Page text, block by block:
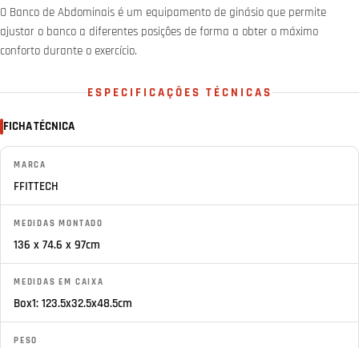
O Banco de Abdominais é um equipamento de ginásio que permite
ajustar o banco a diferentes posições de forma a obter o máximo
conforto durante o exercício.
ESPECIFICAÇÕES TÉCNICAS
FICHA TÉCNICA
MARCA
FFITTECH
MEDIDAS MONTADO
136 x 74.6 x 97cm
MEDIDAS EM CAIXA
Box1: 123.5x32.5x48.5cm
PESO